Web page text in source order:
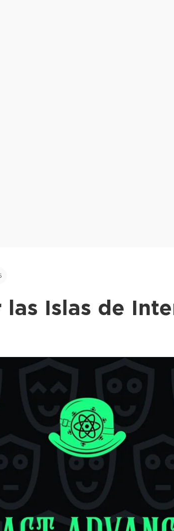
las Islas de
ad is not shown to multipass and full ticket